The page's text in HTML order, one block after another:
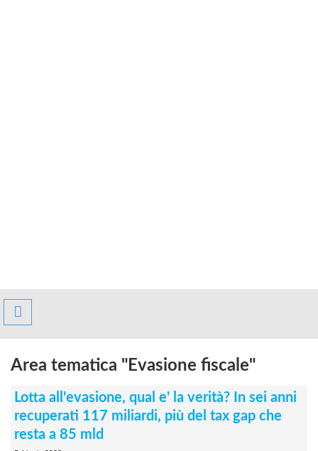
Area tematica "Evasione fiscale"
Lotta all'evasione, qual e' la verità? In sei anni
recuperati 117 miliardi, più del tax gap che
resta a 85 mld